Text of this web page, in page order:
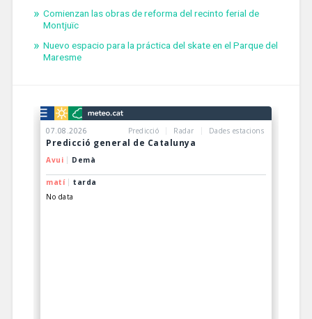
Comienzan las obras de reforma del recinto ferial de
Montjuïc
Nuevo espacio para la práctica del skate en el Parque del
Maresme